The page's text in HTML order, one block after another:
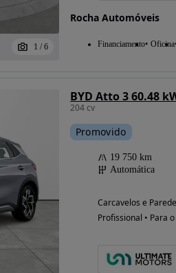
1 / 6
Rocha Automóveis
Financiamento Oficina
BYD Atto 3 60.48
204 cv
Promovido
19 750 km
Automática
Carcavelos e
Profissional • Para